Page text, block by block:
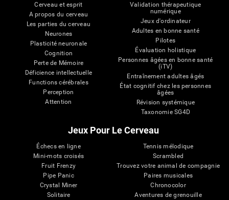
Cerveau et esprit
A propos du cerveau
Les parties du cerveau
Neurones
Plasticité neuronale
Cognition
Perte de Mémoire
Déficience intellectuelle
Functions cérébrales
Perception
Attention
Validation thérapeutique
numérique
Jeux d'ordinateur
Adultes en bonne santé
Pilotes
Évaluation holistique
Personnes âgées en bonne santé
(iTV)
Entraînement adultes âgés
État cognitif chez les personnes
âgées
Révision systémique
Taxonomie SG4D
Jeux Pour Le Cerveau
Échecs en ligne
Mini-mots croisés
Fruit Frenzy
Pipe Panic
Crystal Miner
Solitaire
Tennis mélodique
Scrambled
Trouvez votre animal de compagnie
Paires musicales
Chronocolor
Aventures de grenouille